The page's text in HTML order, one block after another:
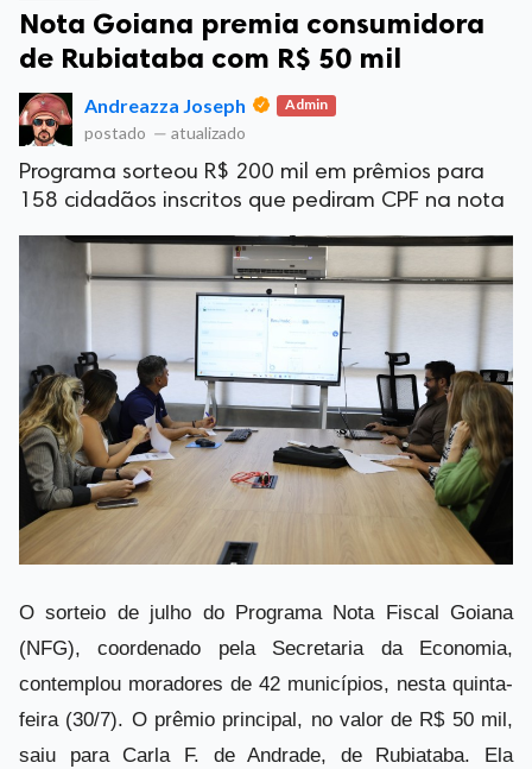
Nota Goiana premia consumidora
de Rubiataba com R$ 50 mil
Andreazza Joseph Admin
postado — atualizado
Programa sorteou R$ 200 mil em prêmios para
158 cidadãos inscritos que pediram CPF na nota
O sorteio de julho do Programa Nota Fiscal Goiana
(NFG), coordenado pela Secretaria da Economia,
contemplou moradores de 42 municípios, nesta quinta-
feira (30/7). O prêmio principal, no valor de R$ 50 mil,
saiu para Carla F. de Andrade, de Rubiataba. Ela